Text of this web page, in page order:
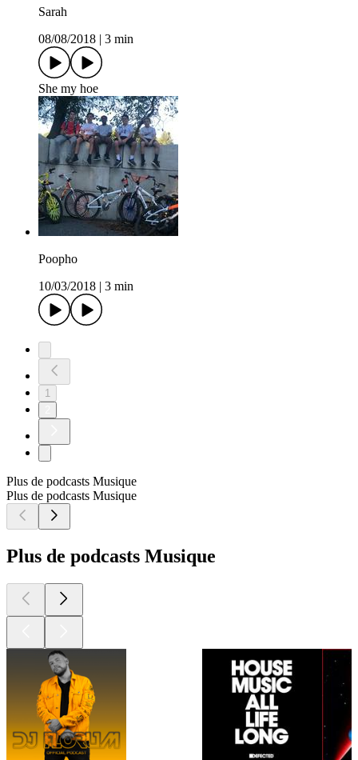
Sarah
08/08/2018
3 min
She my hoe
Poopho
10/03/2018
3 min
1
Plus de podcasts Musique
Plus de podcasts Musique
Plus de podcasts Musique